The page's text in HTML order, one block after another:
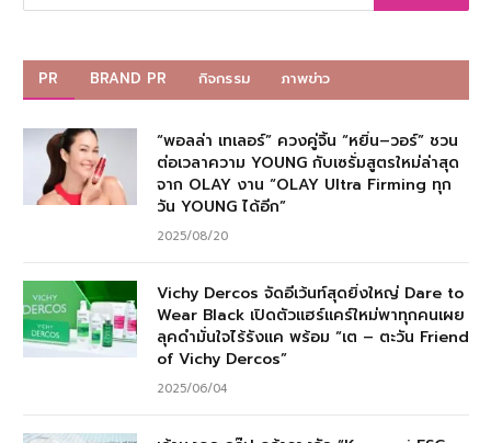
PR BRAND PR กิจกรรม ภาพข่าว
“พอลล่า เทเลอร์” ควงคู่จิ้น “หยิ่น–วอร์” ชวน
ต่อเวลาความ YOUNG กับเซรั่มสูตรใหม่ล่าสุด
จาก OLAY งาน “OLAY Ultra Firming ทุก
วัน YOUNG ได้อีก”
2025/08/20
Vichy Dercos จัดอีเว้นท์สุดยิ่งใหญ่ Dare to
Wear Black เปิดตัวแฮร์แคร์ใหม่พาทุกคนเผย
ลุคดำมั่นใจไร้รังแค พร้อม “เต – ตะวัน Friend
of Vichy Dercos”
2025/06/04